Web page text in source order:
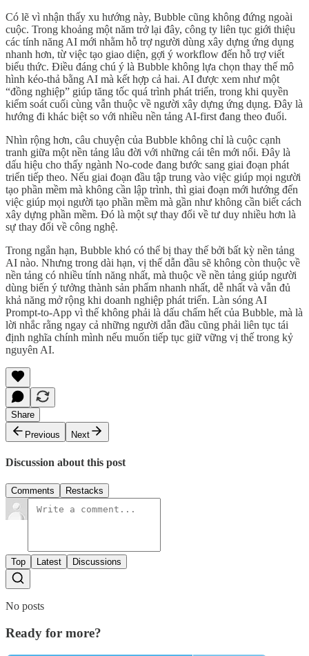
Có lẽ vì nhận thấy xu hướng này, Bubble cũng không đứng ngoài
cuộc. Trong khoảng một năm trở lại đây, công ty liên tục giới thiệu
các tính năng AI mới nhằm hỗ trợ người dùng xây dựng ứng dụng
nhanh hơn, từ việc tạo giao diện, gợi ý workflow đến hỗ trợ viết
biểu thức. Điều đáng chú ý là Bubble không lựa chọn thay thế mô
hình kéo-thả bằng AI mà kết hợp cả hai. AI được xem như một
“đồng nghiệp” giúp tăng tốc quá trình phát triển, trong khi quyền
kiểm soát cuối cùng vẫn thuộc về người xây dựng ứng dụng. Đây là
hướng đi khác biệt so với nhiều nền tảng AI-first đang theo đuổi.
Nhìn rộng hơn, câu chuyện của Bubble không chỉ là cuộc cạnh
tranh giữa một nền tảng lâu đời với những cái tên mới nổi. Đây là
dấu hiệu cho thấy ngành No-code đang bước sang giai đoạn phát
triển tiếp theo. Nếu giai đoạn đầu tập trung vào việc giúp mọi người
tạo phần mềm mà không cần lập trình, thì giai đoạn mới hướng đến
việc giúp mọi người tạo phần mềm mà gần như không cần biết cách
xây dựng phần mềm. Đó là một sự thay đổi về tư duy nhiều hơn là
sự thay đổi về công nghệ.
Trong ngắn hạn, Bubble khó có thể bị thay thế bởi bất kỳ nền tảng
AI nào. Nhưng trong dài hạn, vị thế dẫn đầu sẽ không còn thuộc về
nền tảng có nhiều tính năng nhất, mà thuộc về nền tảng giúp người
dùng biến ý tưởng thành sản phẩm nhanh nhất, dễ nhất và vẫn đủ
khả năng mở rộng khi doanh nghiệp phát triển. Làn sóng AI
Prompt-to-App vì thế không phải là dấu chấm hết của Bubble, mà là
lời nhắc rằng ngay cả những người dẫn đầu cũng phải liên tục tái
định nghĩa chính mình nếu muốn tiếp tục giữ vững vị thế trong kỷ
nguyên AI.
Share
Previous
Next
Discussion about this post
Comments Restacks
Top Latest Discussions
No posts
Ready for more?